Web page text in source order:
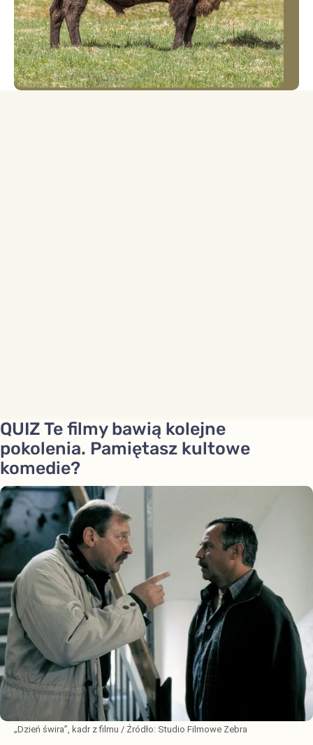
QUIZ Te filmy bawią kolejne
pokolenia. Pamiętasz kultowe
komedie?
„Dzień świra”, kadr z filmu / Źródło: Studio Filmowe Zebra